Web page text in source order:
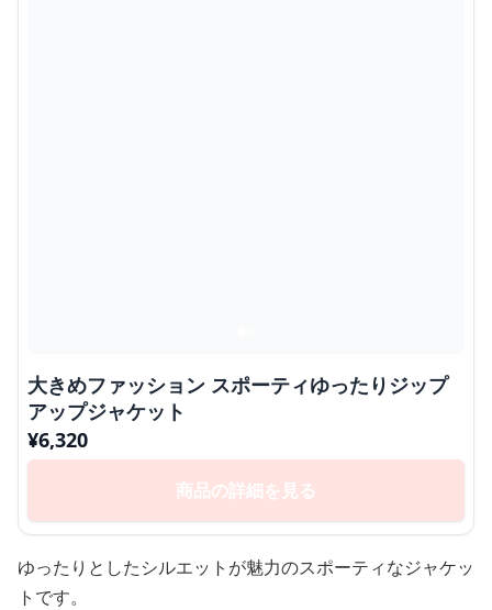
大きめファッション スポーティゆったりジップ
アップジャケット
¥6,320
商品の詳細を見る
ゆったりとしたシルエットが魅力のスポーティなジャケッ
トです。